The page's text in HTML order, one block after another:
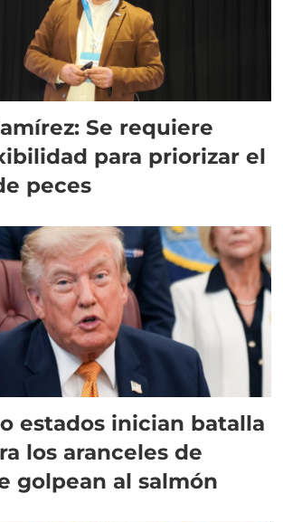
Se requiere
para priorizar el
peces
estados inician batalla
los aranceles de
golpean al salmón